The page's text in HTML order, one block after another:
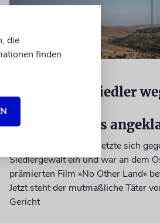
Israelischer Siedler
Palästinensers
Der getötete Aktivist setzte sich
Siedlergewalt ein und war an dem
prämierten Film »No Other Land«
Jetzt steht der mutmaßliche Täter
Gericht
die
finden